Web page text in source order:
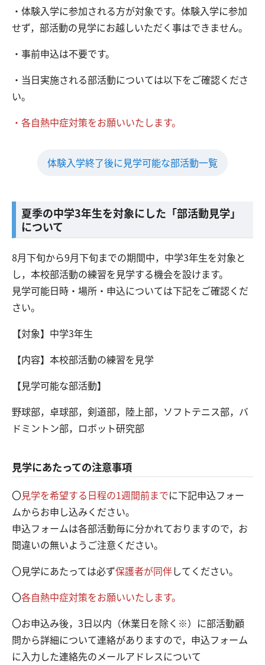
交通アクセス お問い合わせ
・体験入学に参加される方が対象です。体験入学に参加
せず，部活動の見学にお越しいただく事はできません。
・事前申込は不要です。
・当日実施される部活動については以下をご確認くださ
い。
・各自熱中症対策をお願いいたします。
体験入学終了後に見学可能な部活動一覧
夏季の中学3年生を対象にした「部活動見学」
について
8月下旬から9月下旬までの期間中，中学3年生を対象と
し，本校部活動の練習を見学する機会を設けます。
見学可能日時・場所・申込については下記をご確認くだ
さい。
【対象】中学3年生
【内容】本校部活動の練習を見学
【見学可能な部活動】
野球部，卓球部，剣道部，陸上部，ソフトテニス部，バ
ドミントン部，ロボット研究部
見学にあたっての注意事項
〇見学を希望する日程の1週間前までに下記申込フォー
ムからお申し込みください。
申込フォームは各部活動毎に分かれておりますので，お
間違いの無いようご注意ください。
〇見学にあたっては必ず保護者が同伴してください。
〇各自熱中症対策をお願いいたします。
〇お申込み後，3日以内（休業日を除く※）に部活動顧
問から詳細について連絡がありますので，申込フォーム
に入力した連絡先のメールアドレスについて